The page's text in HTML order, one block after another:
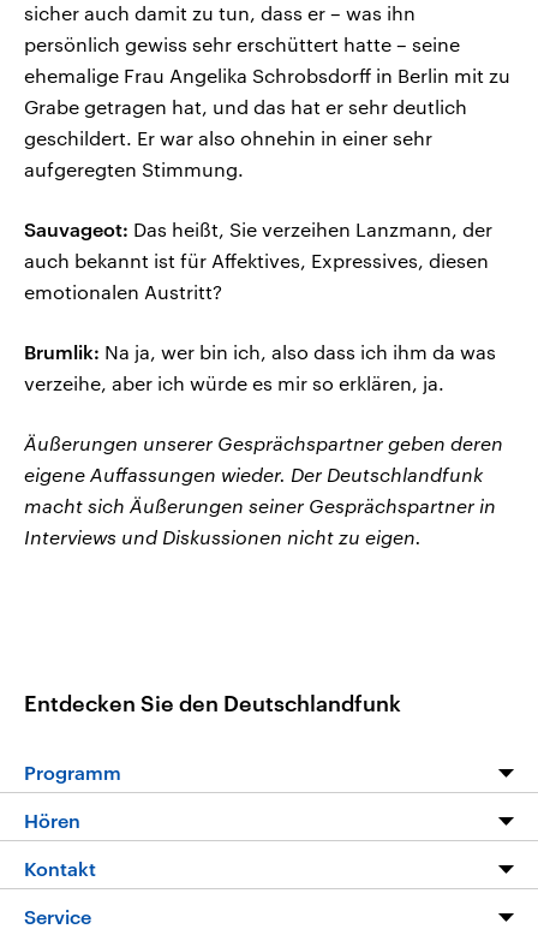
sicher auch damit zu tun, dass er – was ihn
persönlich gewiss sehr erschüttert hatte – seine
ehemalige Frau Angelika Schrobsdorff in Berlin mit zu
Grabe getragen hat, und das hat er sehr deutlich
geschildert. Er war also ohnehin in einer sehr
aufgeregten Stimmung.
Sauvageot: Das heißt, Sie verzeihen Lanzmann, der
auch bekannt ist für Affektives, Expressives, diesen
emotionalen Austritt?
Brumlik: Na ja, wer bin ich, also dass ich ihm da was
verzeihe, aber ich würde es mir so erklären, ja.
Äußerungen unserer Gesprächspartner geben deren
eigene Auffassungen wieder. Der Deutschlandfunk
macht sich Äußerungen seiner Gesprächspartner in
Interviews und Diskussionen nicht zu eigen.
Entdecken Sie den Deutschlandfunk
Programm
Programm
Die Nachrichten
Hören
Livestream
Kontakt
Hörerservice
Service